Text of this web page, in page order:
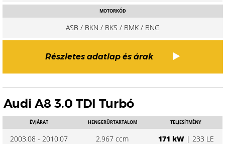
MOTORKÓD
ASB / BKN / BKS / BMK / BNG
Részletes adatlap és árak
Audi A8 3.0 TDI Turbó
ÉVJÁRAT
2003.08 - 2010.07
HENGERŰRTARTALOM
2.967 ccm
TELJESÍTMÉNY
171 kW| 233 LE